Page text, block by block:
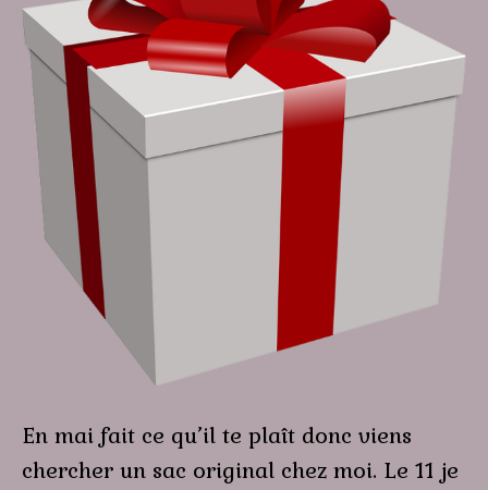
En mai fait ce qu’il te plaît donc viens
chercher un sac original chez moi. Le 11 je